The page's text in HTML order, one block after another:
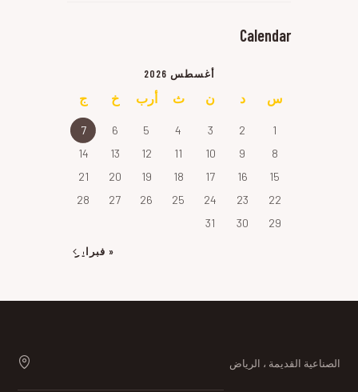
Calendar
أغسطس 2026
س د ن ث أرب خ ج
1
2
3
4
5
6
7
8
9
10
11
12
13
14
15
16
17
18
19
20
21
22
23
24
25
26
27
28
29
30
31
« فبراير
الصناعية القديمة ، الرياض